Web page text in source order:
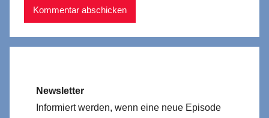
Newsletter
Informiert werden, wenn eine neue Episode